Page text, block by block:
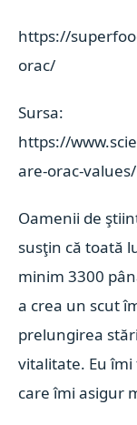
https://
orac/
Sursa:
https://
are-orac-values/
Oamenii de
susţin că toată
minim 3300
a crea un scut
prelungirea
vitalitate. Eu îmi
care îmi asigur